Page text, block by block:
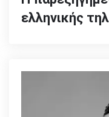
ελληνικής